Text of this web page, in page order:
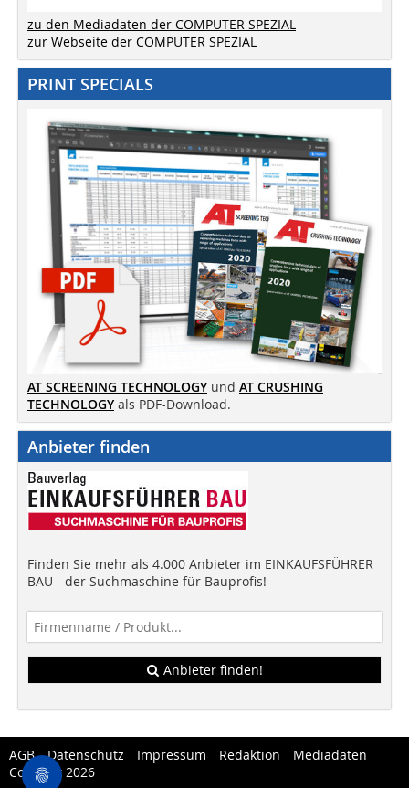
zu den Mediadaten der COMPUTER SPEZIAL
zur Webseite der COMPUTER SPEZIAL
PRINT SPECIALS
AT SCREENING TECHNOLOGY und AT CRUSHING
TECHNOLOGY als PDF-Download.
Anbieter finden
Finden Sie mehr als 4.000 Anbieter im EINKAUFSFÜHRER
BAU - der Suchmaschine für Bauprofis!
Anbieter finden!
AGB Datenschutz Impressum Redaktion
Mediadaten
Copytest 2026